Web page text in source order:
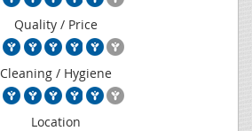
Quality / Price
Cleaning / Hygiene
Location